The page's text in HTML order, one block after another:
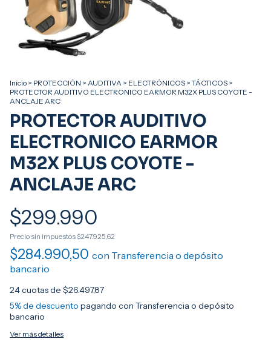
Inicio > PROTECCIÓN > AUDITIVA > ELECTRÓNICOS > TÁCTICOS >
PROTECTOR AUDITIVO ELECTRONICO EARMOR M32X PLUS COYOTE -
ANCLAJE ARC
PROTECTOR AUDITIVO
ELECTRONICO EARMOR
M32X PLUS COYOTE -
ANCLAJE ARC
$299.990
Precio sin impuestos$247.925,62
$284.990,50 con Transferencia o depósito
bancario
24cuotas de $26.497,87
5% de descuento pagando con Transferencia o depósito
bancario
Ver más detalles